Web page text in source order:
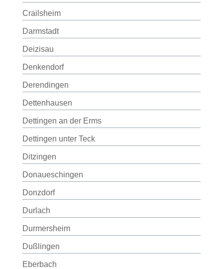
Crailsheim
Darmstadt
Deizisau
Denkendorf
Derendingen
Dettenhausen
Dettingen an der Erms
Dettingen unter Teck
Ditzingen
Donaueschingen
Donzdorf
Durlach
Durmersheim
Dußlingen
Eberbach